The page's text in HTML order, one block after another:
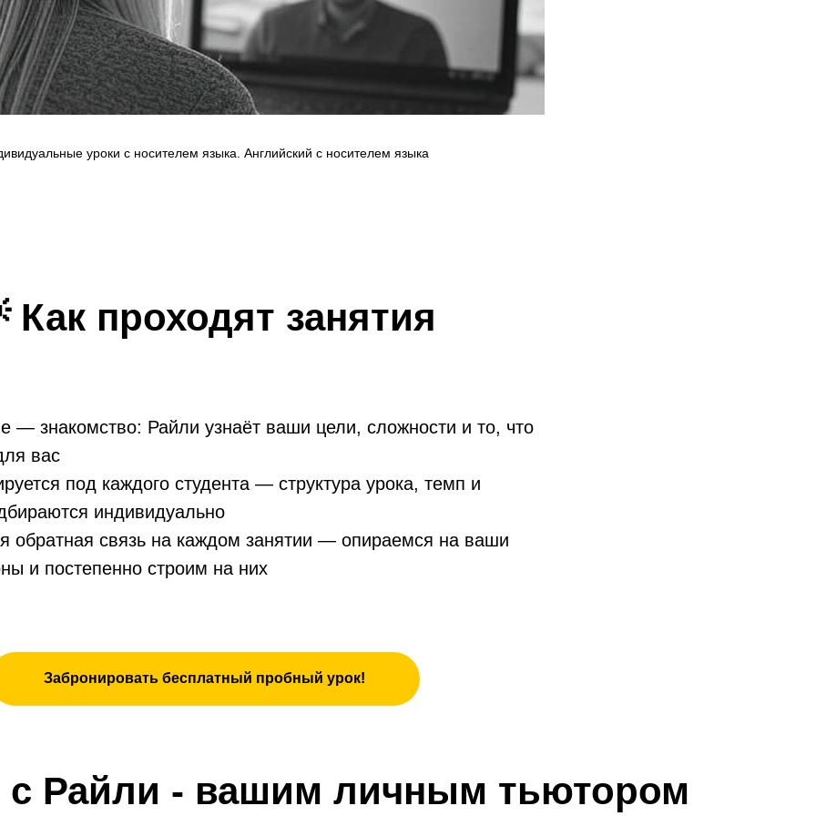
уроки с носителем языка. Английский с носителем языка
Как проходят занятия
— знакомство: Райли узнаёт ваши цели, сложности и то, что
вас
под каждого студента — структура урока, темп и
индивидуально
обратная связь на каждом занятии — опираемся на ваши
и постепенно строим на них
Забронировать бесплатный пробный урок!
с Райли - вашим личным тьютором